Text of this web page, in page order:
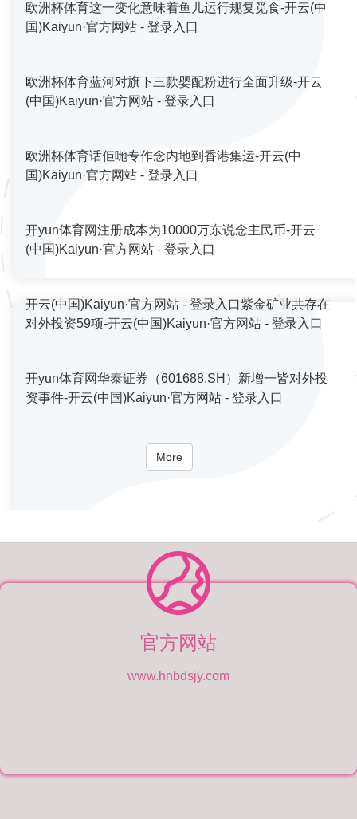
欧洲杯体育这一变化意味着鱼儿运行规复觅食-开云(中
国)Kaiyun·官方网站 - 登录入口
欧洲杯体育蓝河对旗下三款婴配粉进行全面升级-开云
(中国)Kaiyun·官方网站 - 登录入口
欧洲杯体育话佢哋专作念内地到香港集运-开云(中
国)Kaiyun·官方网站 - 登录入口
开yun体育网注册成本为10000万东说念主民币-开云
(中国)Kaiyun·官方网站 - 登录入口
开云(中国)Kaiyun·官方网站 - 登录入口紫金矿业共存在
对外投资59项-开云(中国)Kaiyun·官方网站 - 登录入口
开yun体育网华泰证券（601688.SH）新增一皆对外投
资事件-开云(中国)Kaiyun·官方网站 - 登录入口
More
官方网站
www.hnbdsjy.com